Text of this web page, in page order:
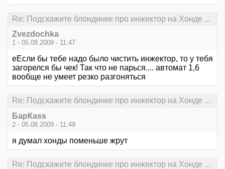
Re: Подскажите блондинке про инжектор на Хонде ...
Zvezdochka
1 - 05.08.2009 - 11:47
еЕсли бы тебе надо было чистить инжектор, то у тебя
загорелся бы чек! Так что не парься.... автомат 1,6
вообще не умеет резко разгоняться
Re: Подскажите блондинке про инжектор на Хонде ...
БарКаss
2 - 05.08.2009 - 11:49
я думал хонды поменьше жрут
Re: Подскажите блондинке про инжектор на Хонде ...